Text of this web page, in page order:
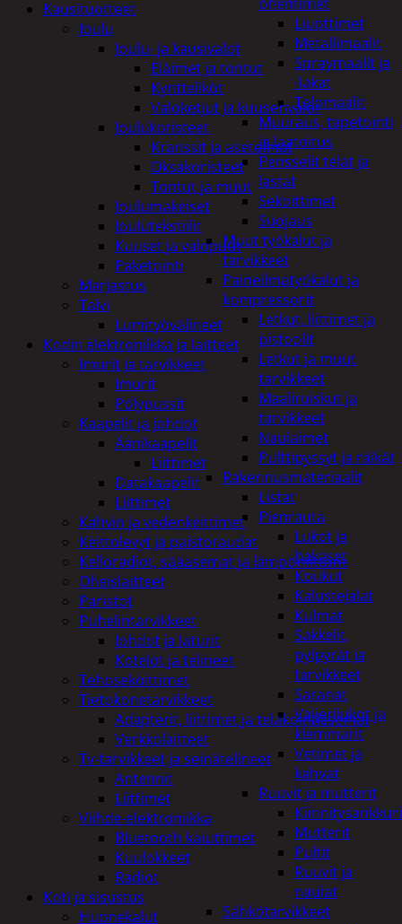
Liuottimet
Metallimaalit
Spraymaalit ja
-lakat
Talomaalit
Muuraus, tapetointi
ja laatoitus
Pensselit telat ja
lastat
Sekoittimet
Suojaus
Muut työkalut ja
tarvikkeet
Paineilmatyökalut ja
kompressorit
Letkut, liittimet ja
pistoolit
Letkut ja muut
tarvikkeet
Maaliruiskut ja
tarvikkeet
Naulaimet
Pulttipyssyt ja räikät
Rakennusmateriaalit
Listat
Pienrauta
Lukot ja
hakaset
Koukut
Kalustejalat
Kulmat
Sakkelit,
pylpyrät ja
tarvikkeet
Saranat
Vaijerilukot ja
klemmarit
Vetimet ja
kahvat
Ruuvit ja mutterit
Mutterit
Pultit
Ruuvit ja
naulat
Sähkötarvikkeet
Kausituotteet
Joulu
Joulu- ja kausivalot
Eläimet ja tontut
Kyntteliköt
Valoketjut ja kuusenvalot
Joulukoristeet
Kranssit ja asetelmat
Oksakoristeet
Tontut ja muut
Joulumakeiset
Joulutekstiilit
Kuuset ja valopuut
Paketointi
Marjastus
Talvi
Lumityövälineet
Kodin elektroniikka ja laitteet
Imurit ja tarvikkeet
Imurit
Pölypussit
Kaapelit ja johdot
Äänikaapelit
Liittimet
Datakaapelit
Liittimet
Kahvin ja vedenkeittimet
Keittolevyt ja paistoraudat
Kelloradiot, sääasemat ja lämpömittarit
Oheislaitteet
Paristot
Puhelintarvikkeet
Johdot ja laturit
Kotelot ja telineet
Tehosekoittimet
Tietokonetarvikkeet
Adapterit, liittimet ja telakointiasemat
Verkkolaitteet
Tv-tarvikkeet ja seinätelineet
Antennit
Liittimet
Viihde-elektroniikka
Bluetooth kaiuttimet
Kuulokkeet
Radiot
Koti ja sisustus
Huonekalut